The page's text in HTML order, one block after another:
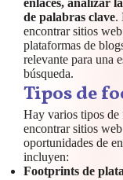
enlaces, analizar
de palabras clave.
encontrar sitios
plataformas de
relevante para una
búsqueda.
Tipos de
Hay varios tipos de
encontrar sitios
oportunidades de
incluyen:
Footprints de